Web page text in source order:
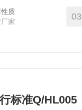
厂，石油，化工等高
质
家
03
标准Q/HL005